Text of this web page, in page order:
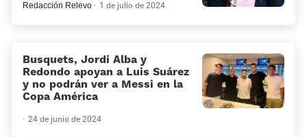
Redacción Relevo 1 de julio de 2024
Busquets, Jordi Alba y
Redondo apoyan a Luis Suárez
y no podrán ver a Messi en la
Copa América
24 de junio de 2024